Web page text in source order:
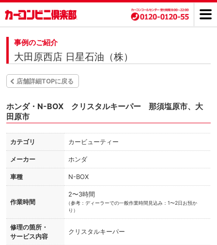
事例のご紹介
大田原西店 日星石油（株）
店舗詳細TOPに戻る
ホンダ・N-BOX クリスタルキーパー 那須塩原市、大
田原市
カテゴリ カービューティー
メーカー ホンダ
車種 N-BOX
作業時間
2〜3時間
（参考：ディーラーでの一般作業時間見込み：1〜2日お預か
り）
修理の箇所・
サービス内容
クリスタルキーパー